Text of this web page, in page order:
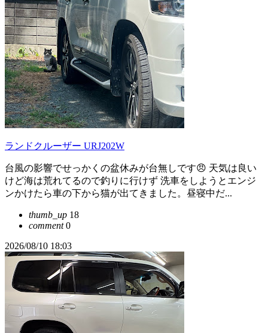
ランドクルーザー URJ202W
台風の影響でせっかくの盆休みが台無しです😠 天気は良い
けど海は荒れてるので釣りに行けず 洗車をしようとエンジ
ンかけたら車の下から猫が出てきました。昼寝中だ...
thumb_up 18
comment0
2026/08/10 18:03